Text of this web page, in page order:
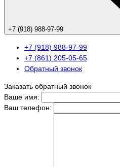
+7 (918) 988-97-99
+7 (918) 988-97-99
+7 (861) 205-05-65
Обратный звонок
Заказать обратный звонок
Ваше имя:
Ваш телефон: